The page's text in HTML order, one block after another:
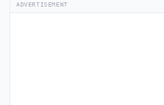
ADVERTISEMENT